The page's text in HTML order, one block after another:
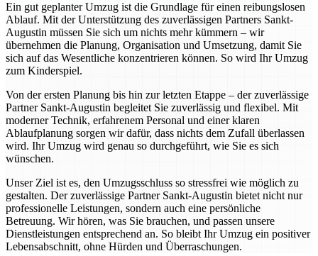
Ein gut geplanter Umzug ist die Grundlage für einen reibungslosen
Ablauf. Mit der Unterstützung des zuverlässigen Partners Sankt-
Augustin müssen Sie sich um nichts mehr kümmern – wir
übernehmen die Planung, Organisation und Umsetzung, damit Sie
sich auf das Wesentliche konzentrieren können. So wird Ihr Umzug
zum Kinderspiel.
Von der ersten Planung bis hin zur letzten Etappe – der zuverlässige
Partner Sankt-Augustin begleitet Sie zuverlässig und flexibel. Mit
moderner Technik, erfahrenem Personal und einer klaren
Ablaufplanung sorgen wir dafür, dass nichts dem Zufall überlassen
wird. Ihr Umzug wird genau so durchgeführt, wie Sie es sich
wünschen.
Unser Ziel ist es, den Umzugsschluss so stressfrei wie möglich zu
gestalten. Der zuverlässige Partner Sankt-Augustin bietet nicht nur
professionelle Leistungen, sondern auch eine persönliche
Betreuung. Wir hören, was Sie brauchen, und passen unsere
Dienstleistungen entsprechend an. So bleibt Ihr Umzug ein positiver
Lebensabschnitt, ohne Hürden und Überraschungen.